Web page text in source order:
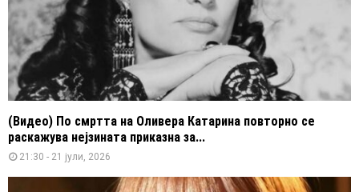
(Видео) По смртта на Оливера Катарина повторно се
раскажува нејзината приказна за...
21:30 - 21 јули, 2026